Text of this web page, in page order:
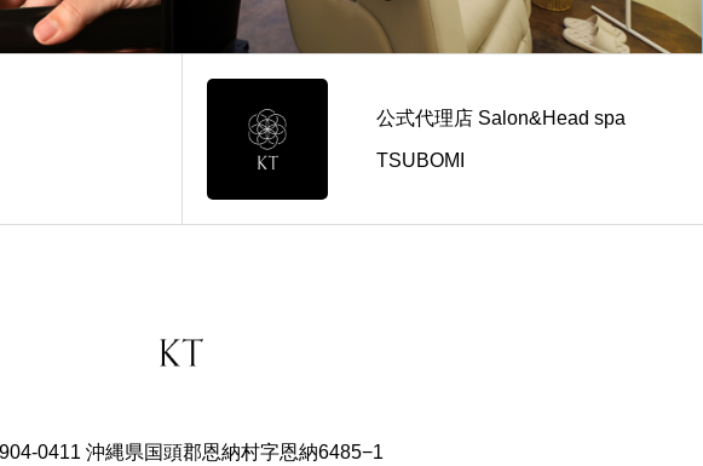
公式代理店 Salon&Head spa
TSUBOMI
0411 沖縄県国頭郡恩納村字恩納6485−1